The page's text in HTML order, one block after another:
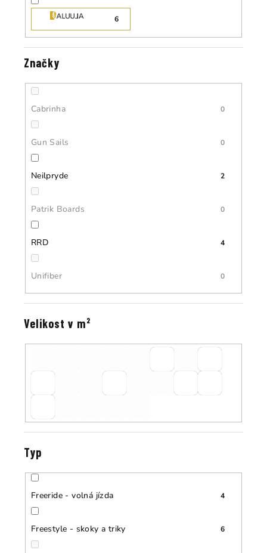
6
Značky
Cabrinha 0
Gun Sails 0
Neilpryde 2
Patrik Boards 0
RRD 4
Unifiber 0
Velikost v m²
Typ
Freeride - volná jízda 4
Freestyle - skoky a triky 6